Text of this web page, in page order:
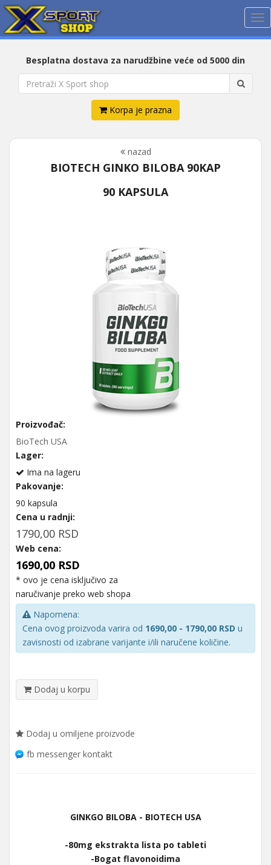
Besplatna dostava za narudžbine veće od 5000 din
Korpa je prazna
nazad
BIOTECH GINKO BILOBA 90KAP
90 KAPSULA
Proizvođač:
BioTech USA
Lager:
Ima na lageru
Pakovanje:
90 kapsula
Cena u radnji:
1790,00 RSD
Web cena:
1690,00 RSD
* ovo je cena isključivo za
naručivanje preko web shopa
Napomena:
Cena ovog proizvoda varira od 1690,00 - 1790,00 RSD u
zavisnosti od izabrane varijante i/ili naručene količine.
Dodaj u korpu
Dodaj u omiljene proizvode
fb messenger kontakt
GINKGO BILOBA - BIOTECH USA
-80mg ekstrakta lista po tableti
-Bogat flavonoidima